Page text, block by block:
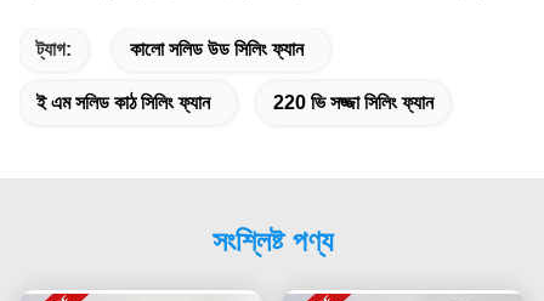
ট্যাগ: কালো সলিড উড সিলিং ফ্যান
ই এম সলিড কাঠ সিলিং ফ্যান 220 ভি সজ্জা সিলিং ফ্যান
সংশ্লিষ্ট পণ্য